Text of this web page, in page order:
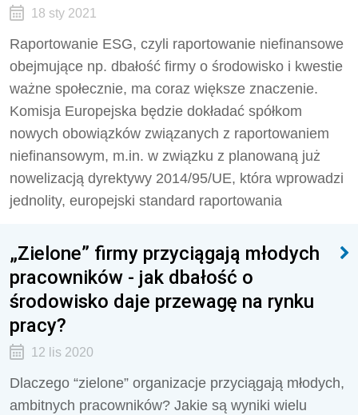
18 sty 2021
Raportowanie ESG, czyli raportowanie niefinansowe
obejmujące np. dbałość firmy o środowisko i kwestie
ważne społecznie, ma coraz większe znaczenie.
Komisja Europejska będzie dokładać spółkom
nowych obowiązków związanych z raportowaniem
niefinansowym, m.in. w związku z planowaną już
nowelizacją dyrektywy 2014/95/UE, która wprowadzi
jednolity, europejski standard raportowania
„Zielone” firmy przyciągają młodych
pracowników - jak dbałość o
środowisko daje przewagę na rynku
pracy?
12 lis 2020
Dlaczego “zielone” organizacje przyciągają młodych,
ambitnych pracowników? Jakie są wyniki wielu